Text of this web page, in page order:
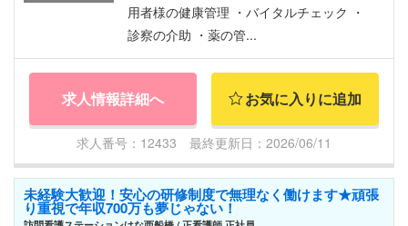
用者様の健康管理 ・バイタルチェック ・
診察の介助 ・薬の管...
求人情報詳細へ お気に入りに追加
求人番号：12433 最終更新日：2026/06/11
未経験大歓迎！安心の研修制度で無理なく働けます★頑張
り重視で年収700万も夢じゃない！